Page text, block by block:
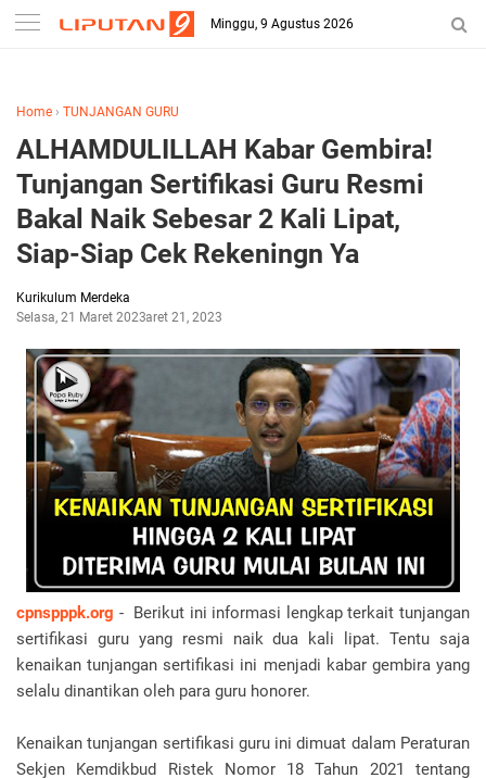
-->
Minggu, 9 Agustus 2026
Home › TUNJANGAN GURU
ALHAMDULILLAH Kabar Gembira!
Tunjangan Sertifikasi Guru Resmi
Bakal Naik Sebesar 2 Kali Lipat,
Siap-Siap Cek Rekeningn Ya
Kurikulum Merdeka
Selasa, 21 Maret 2023Maret 21, 2023
cpnspppk.org - Berikut ini informasi lengkap terkait tunjangan
sertifikasi guru yang resmi naik dua kali lipat. Tentu saja
kenaikan tunjangan sertifikasi ini menjadi kabar gembira yang
selalu dinantikan oleh para guru honorer.
Kenaikan tunjangan sertifikasi guru ini dimuat dalam Peraturan
Sekjen Kemdikbud Ristek Nomor 18 Tahun 2021 tentang